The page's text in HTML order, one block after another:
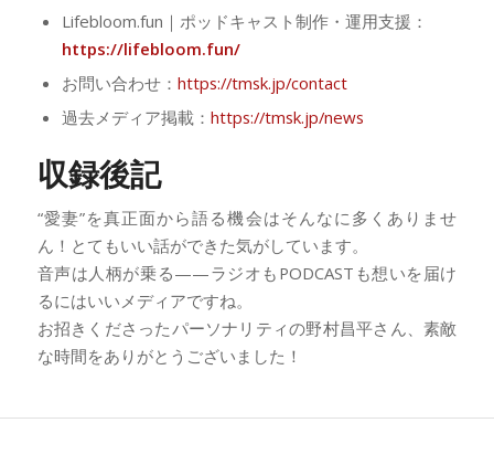
Lifebloom.fun｜ポッドキャスト制作・運用支援：
https://lifebloom.fun/
お問い合わせ： https://tmsk.jp/contact
過去メディア掲載： https://tmsk.jp/news
収録後記
“愛妻”を真正面から語る機会はそんなに多くありませ
ん！とてもいい話ができた気がしています。
音声は人柄が乗る——ラジオもPODCASTも想いを届け
るにはいいメディアですね。
お招きくださったパーソナリティの野村昌平さん、素敵
な時間をありがとうございました！